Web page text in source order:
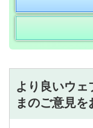
より良いウェ
まのご意見